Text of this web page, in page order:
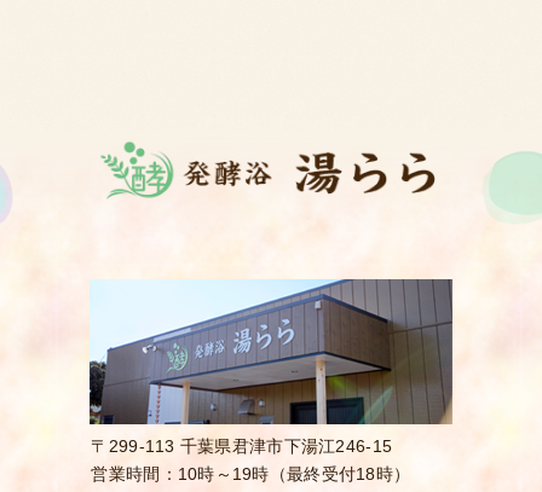
〒299-113 千葉県君津市下湯江246-15
営業時間：10時～19時（最終受付18時）